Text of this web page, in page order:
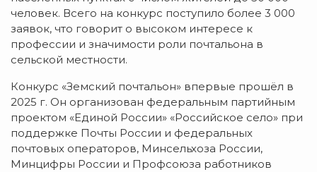
человек. Всего на конкурс поступило более 3 000
заявок, что говорит о высоком интересе к
профессии и значимости роли почтальона в
сельской местности.
Конкурс «Земский почтальон» впервые прошёл в
2025 г. Он организован федеральным партийным
проектом «Единой России» «Российское село» при
поддержке Почты России и федеральных
почтовых операторов, Минсельхоза России,
Минцифры России и Профсоюза работников